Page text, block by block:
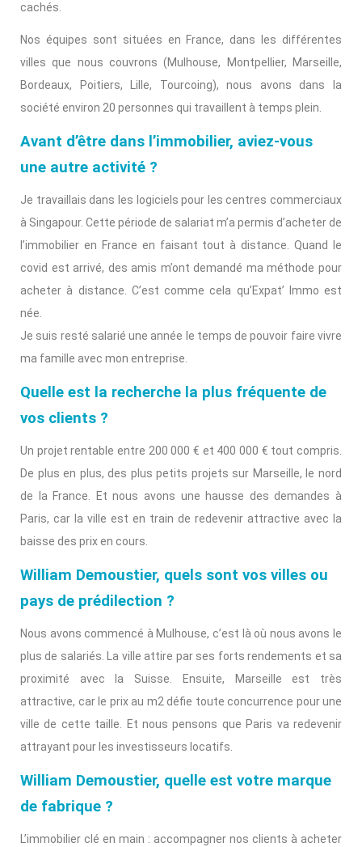
cachés.
Nos équipes sont situées en France, dans les différentes
villes que nous couvrons (Mulhouse, Montpellier, Marseille,
Bordeaux, Poitiers, Lille, Tourcoing),nous avons dans la
société environ 20 personnes qui travaillent à temps plein.
Avant d’être dans l’immobilier, aviez-vous
une autre activité ?
Je travaillais dans les logiciels pour les centres commerciaux
à Singapour. Cette période de salariat m’a permis d’acheter de
l’immobilier en France en faisant tout à distance. Quand le
covid est arrivé, des amis m’ont demandé ma méthode pour
acheter à distance. C’est comme cela qu’Expat’ Immo est
née.
Je suis resté salarié une année le temps de pouvoir faire vivre
ma famille avec mon entreprise.
Quelle est la recherche la plus fréquente de
vos clients ?
Un projet rentable entre 200 000 € et 400 000 € tout compris.
De plus en plus, des plus petits projets sur Marseille, le nord
de la France. Et nous avons une hausse des demandes à
Paris, car la ville est en train de redevenir attractive avec la
baisse des prix en cours.
William Demoustier, quels sont vos villes ou
pays de prédilection ?
Nous avons commencé à Mulhouse, c’est là où nous avons le
plus de salariés. La ville attire par ses forts rendements et sa
proximité avec la Suisse. Ensuite, Marseille est très
attractive, car le prix au m2 défie toute concurrence pour une
ville de cette taille. Et nous pensons que Paris va redevenir
attrayant pour les investisseurs locatifs.
William Demoustier, quelle est votre marque
de fabrique ?
L’immobilier clé en main : accompagner nos clients à acheter